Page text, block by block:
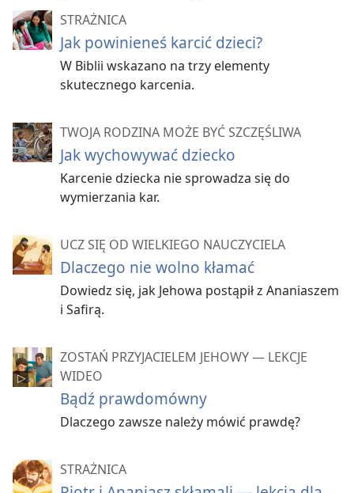
STRAŻNICA
Jak powinieneś karcić dzieci?
W Biblii wskazano na trzy elementy
skutecznego karcenia.
TWOJA RODZINA MOŻE BYĆ SZCZĘŚLIWA
Jak wychowywać dziecko
Karcenie dziecka nie sprowadza się do
wymierzania kar.
UCZ SIĘ OD WIELKIEGO NAUCZYCIELA
Dlaczego nie wolno kłamać
Dowiedz się, jak Jehowa postąpił z Ananiaszem
i Safirą.
ZOSTAŃ PRZYJACIELEM JEHOWY — LEKCJE
WIDEO
Bądź prawdomówny
Dlaczego zawsze należy mówić prawdę?
STRAŻNICA